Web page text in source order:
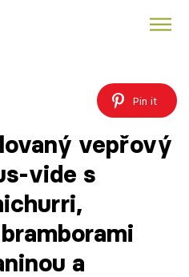
Pin it
vepřový
vide s
a